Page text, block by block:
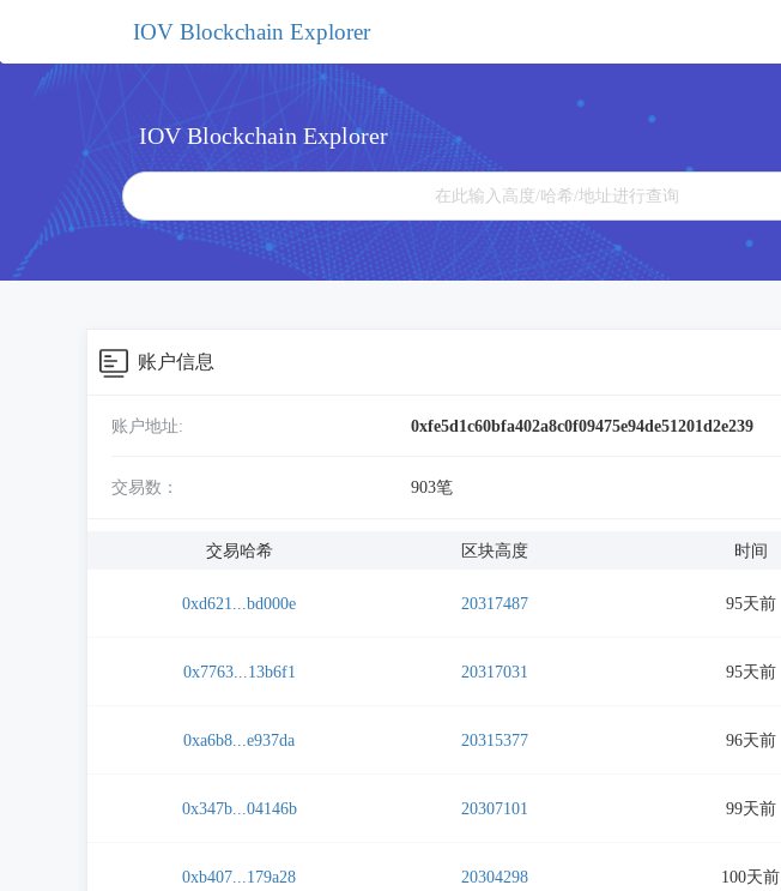
IOV Blockchain Explorer
IOV Blockchain Explorer
账户信息
账户地址: 0xfe5d1c60bfa402a8c0f09475e94de51201d2e239
交易数： 903笔
交易哈希 区块高度 时间
0xd621...bd000e 20317487 95天前
0x7763...13b6f1 20317031 95天前
0xa6b8...e937da 20315377 96天前
0x347b...04146b 20307101 99天前
0xb407...179a28 20304298 100天前